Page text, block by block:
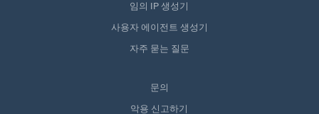
임의 IP 생성기
사용자 에이전트 생성기
자주 묻는 질문
문의
악용 신고하기